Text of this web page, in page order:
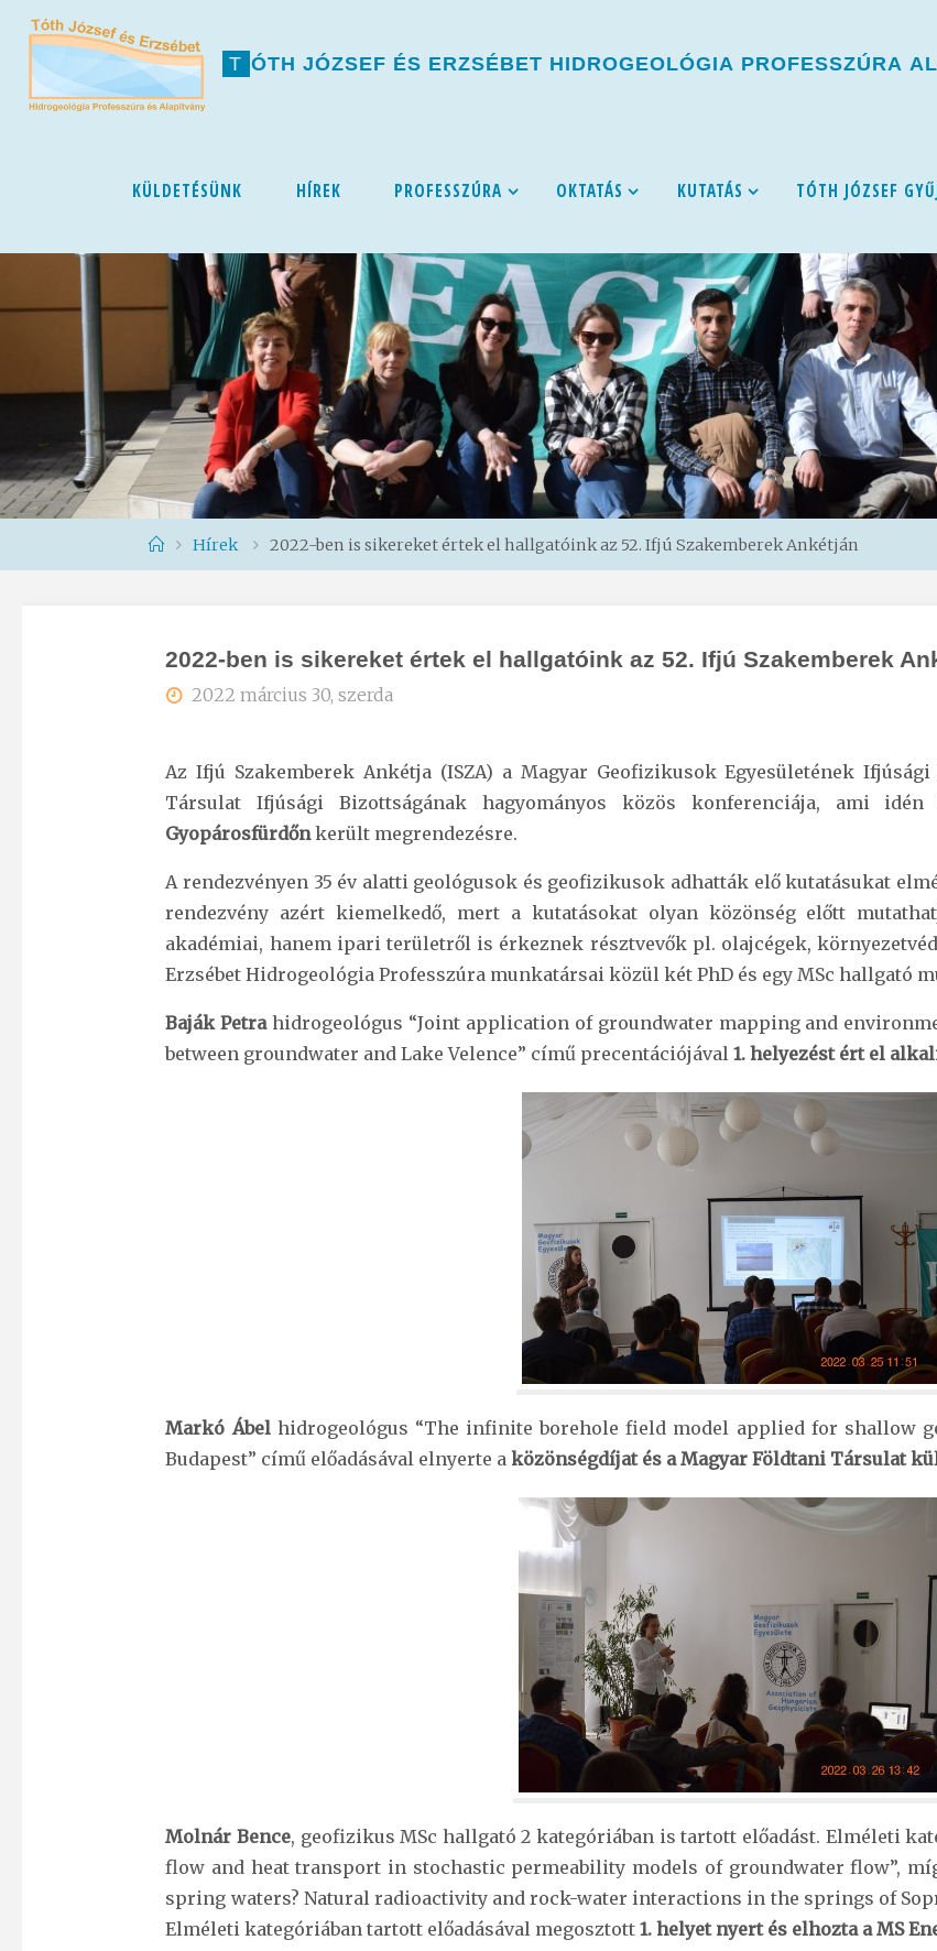
T ÓTH JÓZSEF ÉS ERZSÉBET HIDROGEOLÓGIA PROFESSZÚRA AL
KÜLDETÉSÜNK HÍREK PROFESSZÚRA OKTATÁS KUTATÁS TÓTH JÓZSEF
HomeHírek 2022-ben is sikereket értek el hallgatóink az 52. Ifjú Szakemberek Ankétján
2022-ben is sikereket értek el hallgatóink az 52. Ifjú Szakemberek
2022 március 30, szerda
Az Ifjú Szakemberek Ankétja (ISZA) a Magyar Geofizikusok Egyesületének
Társulat Ifjúsági Bizottságának hagyományos közös konferenciája, ami
Gyopárosfürdőnkerült megrendezésre.
A rendezvényen 35 év alatti geológusok és geofizikusok adhatták elő kutatásukat
rendezvény azért kiemelkedő, mert a kutatásokat olyan közönség előtt
akadémiai, hanem ipari területről is érkeznek résztvevők pl. olajcégek,
Erzsébet Hidrogeológia Professzúra munkatársai közül két PhD és egy MSc hallgató
Baják Petrahidrogeológus “Joint application of groundwater mapping and
between groundwater and Lake Velence” című precentációjával1. helyezést ért el
Markó Ábelhidrogeológus “The infinite borehole field model applied for shallow
Budapest” című előadásával elnyerte aközönségdíjat és a Magyar Földtani Társulat
Molnár Bence, geofizikus MSc hallgató 2 kategóriában is tartott előadást. Elméleti
flow and heat transport in stochastic permeability models of groundwater flow”,
spring waters? Natural radioactivity and rock-water interactions in the springs of
Elméleti kategóriában tartott előadásával megosztott1. helyet nyert és elhozta a MS